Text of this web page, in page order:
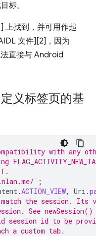
标。
上找到，并可用作起
文件][2]，因为
直接与 Android
义标签页的基
with any
¨;
.ACTION_VIEW, Uri .
the session. Its
See
session id to be
a custom tab.